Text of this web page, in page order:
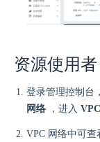
资源使用者
登录管理控制台
网络 ，进入
VPC 网络中可查